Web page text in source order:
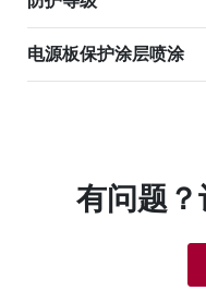
电源板保护涂层喷涂
有问题